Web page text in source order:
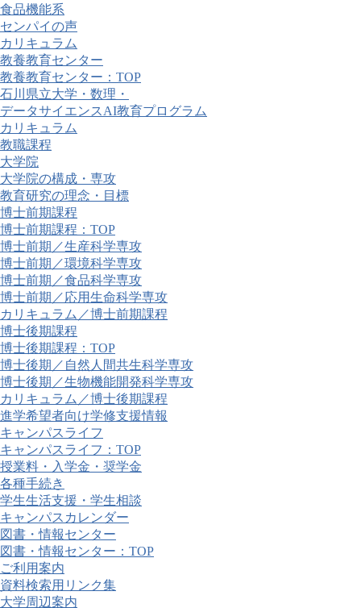
食品機能系
センパイの声
カリキュラム
教養教育センター
教養教育センター：TOP
石川県立大学・数理・
データサイエンスAI教育プログラム
カリキュラム
教職課程
大学院
大学院の構成・専攻
教育研究の理念・目標
博士前期課程
博士前期課程：TOP
博士前期／生産科学専攻
博士前期／環境科学専攻
博士前期／食品科学専攻
博士前期／応用生命科学専攻
カリキュラム／博士前期課程
博士後期課程
博士後期課程：TOP
博士後期／自然人間共生科学専攻
博士後期／生物機能開発科学専攻
カリキュラム／博士後期課程
進学希望者向け学修支援情報
キャンパスライフ
キャンパスライフ：TOP
授業料・入学金・奨学金
各種手続き
学生生活支援・学生相談
キャンパスカレンダー
図書・情報センター
図書・情報センター：TOP
ご利用案内
資料検索用リンク集
大学周辺案内